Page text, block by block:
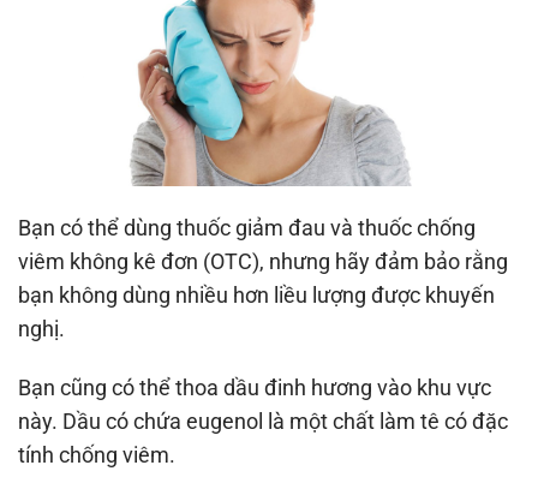
Bạn có thể dùng thuốc giảm đau và thuốc chống
viêm không kê đơn (OTC), nhưng hãy đảm bảo rằng
bạn không dùng nhiều hơn liều lượng được khuyến
nghị.
Bạn cũng có thể thoa dầu đinh hương vào khu vực
này. Dầu có chứa eugenol là một chất làm tê có đặc
tính chống viêm.